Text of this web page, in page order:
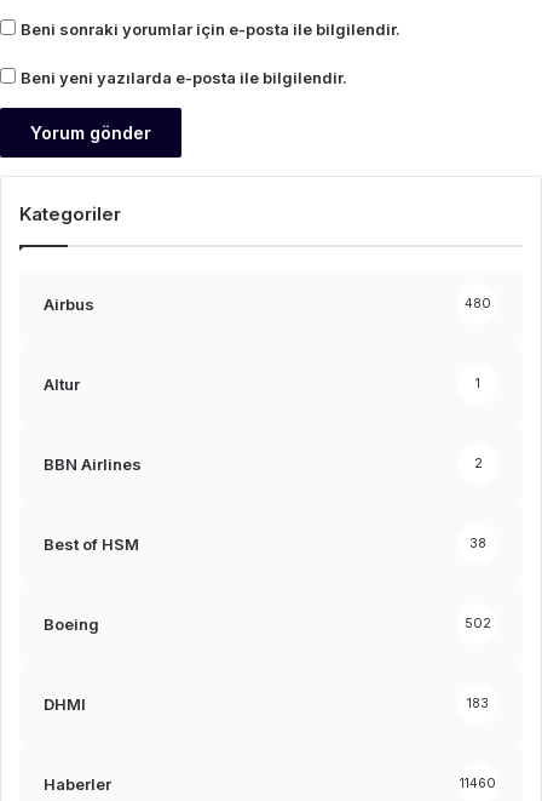
Beni sonraki yorumlar için e-posta ile bilgilendir.
Beni yeni yazılarda e-posta ile bilgilendir.
Kategoriler
Airbus 480
Altur 1
BBN Airlines 2
Best of HSM 38
Boeing 502
DHMI 183
Haberler 11460